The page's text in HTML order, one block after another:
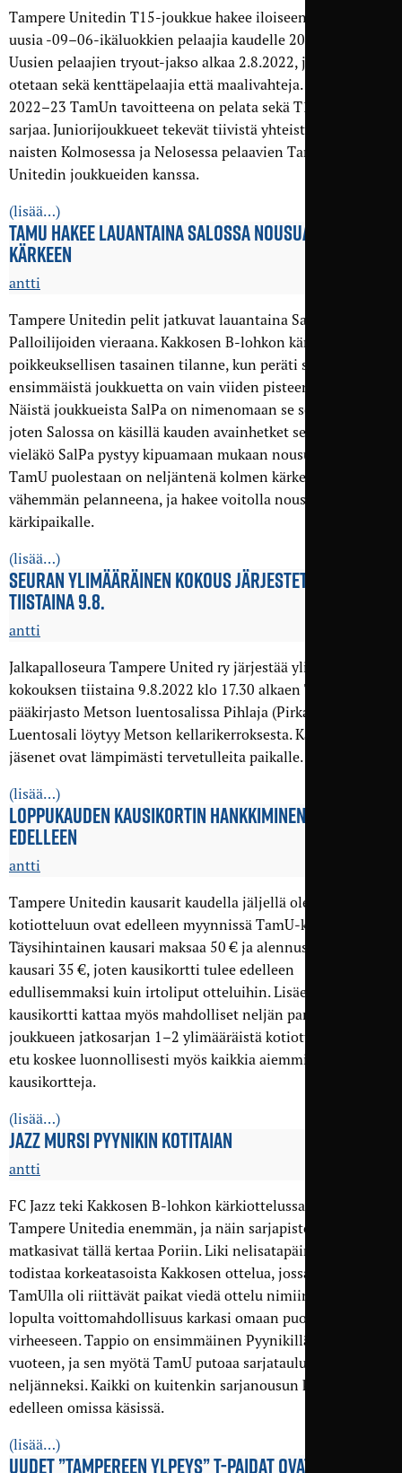
Tampere Unitedin T15-joukkue hakee iloiseen joukkoonsa
uusia -09–06-ikäluokkien pelaajia kaudelle 2022–23.
Uusien pelaajien tryout-jakso alkaa 2.8.2022, ja mukaan
otetaan sekä kenttäpelaajia että maalivahteja. Kaudella
2022–23 TamUn tavoitteena on pelata sekä T15- että T18-
sarjaa. Juniorijoukkueet tekevät tiivistä yhteistyötä myös
naisten Kolmosessa ja Nelosessa pelaavien Tampere
Unitedin joukkueiden kanssa.
(lisää…)
TAMU HAKEE LAUANTAINA SALOSSA NOUSUA SARJAN
KÄRKEEN
antti
Tampere Unitedin pelit jatkuvat lauantaina Salon
Palloilijoiden vieraana. Kakkosen B-lohkon kärjessä on
poikkeuksellisen tasainen tilanne, kun peräti seitsemän
ensimmäistä joukkuetta on vain viiden pisteen sisällä.
Näistä joukkueista SalPa on nimenomaan se seitsemäs,
joten Salossa on käsillä kauden avainhetket sen suhteen,
vieläkö SalPa pystyy kipuamaan mukaan nousutaisteluun.
TamU puolestaan on neljäntenä kolmen kärkeä ottelun
vähemmän pelanneena, ja hakee voitolla nousua sarjan
kärkipaikalle.
(lisää…)
SEURAN YLIMÄÄRÄINEN KOKOUS JÄRJESTETÄÄN
TIISTAINA 9.8.
antti
Jalkapalloseura Tampere United ry järjestää ylimääräisen
kokouksen tiistaina 9.8.2022 klo 17.30 alkaen Tampereen
pääkirjasto Metson luentosalissa Pihlaja (Pirkankatu 2).
Luentosali löytyy Metson kellarikerroksesta. Kaikki seuran
jäsenet ovat lämpimästi tervetulleita paikalle.
(lisää…)
LOPPU­KAUDEN KAUSI­­­KORTIN HANKKIMINEN KANNATTAA
EDELLEEN
antti
Tampere Unitedin kausarit kaudella jäljellä oleviin kuuteen
kotiotteluun ovat edelleen myynnissä TamU-kaupassa.
Täysihintainen kausari maksaa 50 € ja alennusryhmien
kausari 35 €, joten kausikortti tulee edelleen
edullisemmaksi kuin irtoliput otteluihin. Lisäetuna
kausikortti kattaa myös mahdolliset neljän parhaan
joukkueen jatkosarjan 1–2 ylimääräistä kotiottelua. Tämä
etu koskee luonnollisesti myös kaikkia aiemmin ostettuja
kausikortteja.
(lisää…)
JAZZ MURSI PYYNIKIN KOTITAIAN
antti
FC Jazz teki Kakkosen B-lohkon kärkiottelussa maalin
Tampere Unitedia enemmän, ja näin sarjapisteet
matkasivat tällä kertaa Poriin. Liki nelisatapäinen yleisö sai
todistaa korkeatasoista Kakkosen ottelua, jossa myös
TamUlla oli riittävät paikat viedä ottelu nimiinsä, mutta
lopulta voittomahdollisuus karkasi omaan puolustuspään
virheeseen. Tappio on ensimmäinen Pyynikillä yli kahteen
vuoteen, ja sen myötä TamU putoaa sarjataulukossa
neljänneksi. Kaikki on kuitenkin sarjanousun kannalta
edelleen omissa käsissä.
(lisää…)
UUDET ”TAMPEREEN YLPEYS” T-PAIDAT OVAT